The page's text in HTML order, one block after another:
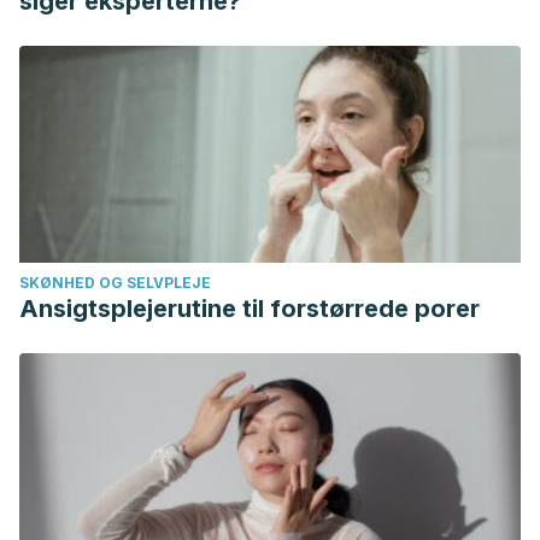
Rats.
Plant Foods for Human Nutrition, 78
https://link.springer.com/article/10.1007/s11130-023-01079-1
Huang, F. Y., Deng, T., Meng, L. X., & Ma, X. L. (2019).
Dietary ginger as a traditional therapy for blood sugar
control in patients with type 2 diabetes mellitus: A
systematic review and meta-analysis.Medicine (Baltimore),
https://www.ncbi.nlm.nih.gov/pmc/articles/PMC6455977/
Ismawanti, Z., Suparyatmo, J. B., & Wiboworini, B. (2019).
The Effects of Papaya Fruit as Anti Diabetes: A Review.
International Journal of Nutrition Sciences, 4(2), 65-70.
https://ijns.sums.ac.ir/article_45312.html
Lotfi, M., Behpoor, N., Rahimi, M., & Jafari, A. (2023).
Separate and Combined Effects of Resistance Training and
Cucumber (Cucumis sativus) Juice Consumption on the
Diabetic Indicators and Lipid Profile in Women with Type 2
SKØNHED OG SELVPLEJE
Ansigtsplejerutine til forstørrede porer